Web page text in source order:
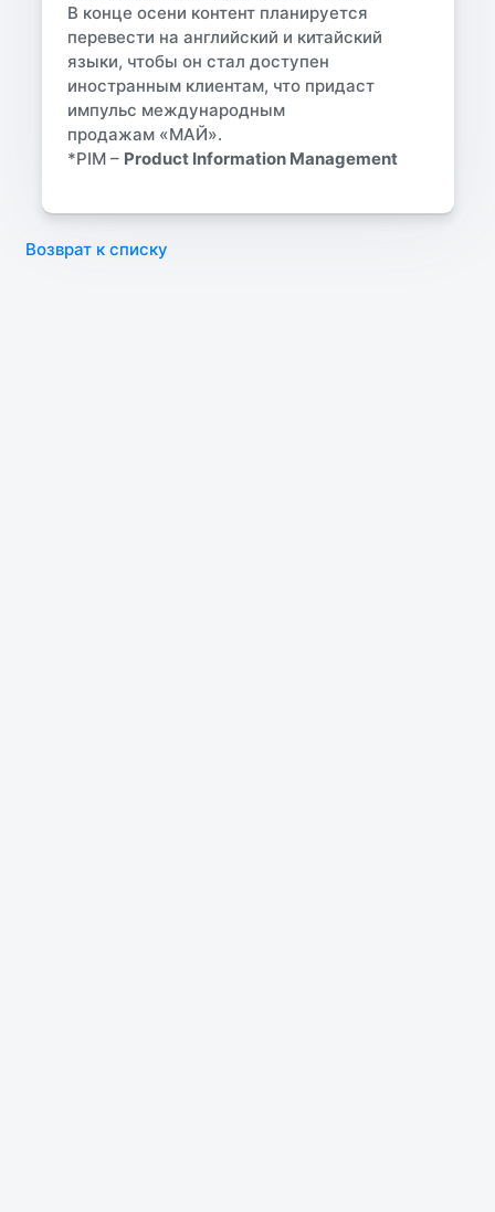
В конце осени контент планируется
перевести на английский и китайский
языки, чтобы он стал доступен
иностранным клиентам, что придаст
импульс международным
продажам «МАЙ».
*PIM – Product Information Management
Возврат к списку